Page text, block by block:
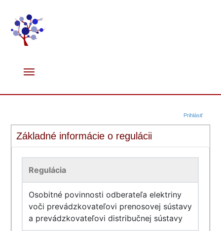
Prihlásiť
Základné informácie o regulácii
Regulácia
Osobitné povinnosti odberateľa elektriny
voči prevádzkovateľovi prenosovej sústavy
a prevádzkovateľovi distribučnej sústavy